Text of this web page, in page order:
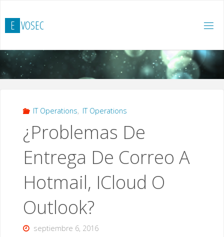
contenido
E VOSEC
IT Operations, IT Operations
¿Problemas De
Entrega De Correo A
Hotmail, ICloud O
Outlook?
septiembre 6, 2016